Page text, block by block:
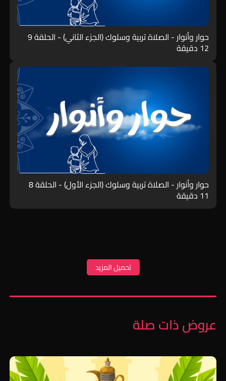
حوار وأنوار - الصلاة تربية وسلوك (الجزء الثاني) - الحلقة 9
12 دقيقة
حوار وأنوار - الصلاة تربية وسلوك (الجزء الأول) - الحلقة 8
11 دقيقة
تحميل المزيد
عروض ذات صلة